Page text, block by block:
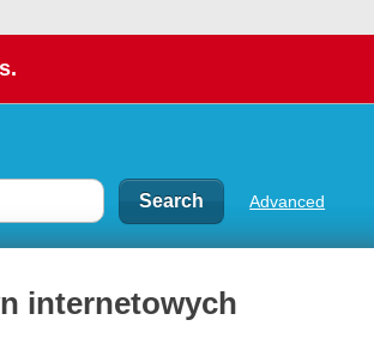
Advanced
internetowych